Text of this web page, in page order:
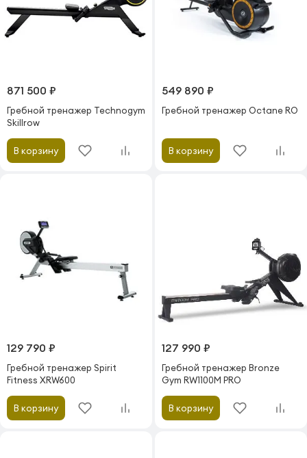
871 500 ₽
Гребной тренажер Technogym
Skillrow
В корзину
549 890 ₽
Гребной тренажер Octane RO
В корзину
129 790 ₽
Гребной тренажер Spirit
Fitness XRW600
В корзину
127 990 ₽
Гребной тренажер Bronze
Gym RW1100M PRO
В корзину